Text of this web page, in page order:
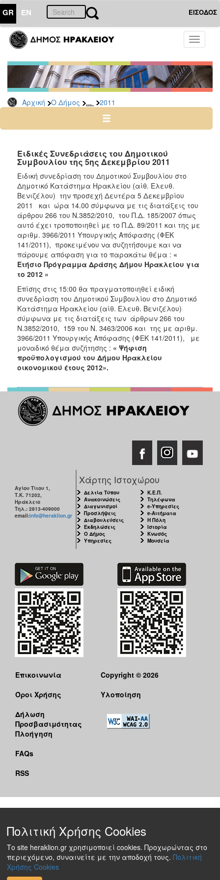
GR EN ΕΙΣΟΔΟΣ
Toggle
Αρχική Ο Δήμος ... 2011
ΔΗΜΟΣ
Δελτία
Τύπου
Αρχείο
2026
2024
2022
2021
2020
2019
2018
2017
2016
2015
2013
2012
2011
2010
2006
ΤΟΠΟΣ
ΠΟΛΙΤΙΣΜΟΣ
Ειδικές Συνεδριάσεις του Δημοτικού
Συμβουλίου της 5ης Δεκεμβρίου 2011
Ειδική συνεδρίαση του Δημοτικού Συμβουλίου στο
Δημοτικό Κατάστημα Ηρακλείου (αίθ. Ελευθ.
Βενιζέλου) την προσεχή Δευτέρα 5 Δεκεμβρίου
2011 και ώρα 14.00 σύμφωνα με τις διατάξεις του
άρθρου 266 του Ν.3852/2010, του Π.Δ. 185/2007 όπως
αυτό έχει τροποποιηθεί με το Π.Δ. 89/2011 και της με
αριθμ. 3966/2011 Υπουργικής Απόφασης (ΦΕΚ
141/2011), προκειμένου να συζητήσουμε και να
πάρουμε απόφαση για το παρακάτω θέμα : «
Ετήσιο Πρόγραμμα Δράσης Δήμου Ηρακλείου για
το 2012 »
Επίσης στις 15:00 θα πραγματοποιηθεί ειδική
συνεδρίαση του Δημοτικού Συμβουλίου στο Δημοτικό
Κατάστημα Ηρακλείου (αίθ. Ελευθ. Βενιζέλου)
σύμφωνα με τις διατάξεις των άρθρων 266 του
Ν.3852/2010, 159 του Ν. 3463/2006 και της με αριθμ.
3966/2011 Υπουργικής Απόφασης (ΦΕΚ 141/2011), με
μοναδικό θέμα συζήτησης : « Ψήφιση
προϋπολογισμού του Δήμου Ηρακλείου
οικονομικού έτους 2012».
Αγίου Τίτου 1,
Τ.Κ. 71202,
Ηράκλειο
Τηλ.: 2813-409000
email:info@heraklion.gr
Χάρτης Ιστοχώρου
Δελτία Τύπου
Ανακοινώσεις
Διαγωνισμοί
Προσλήψεις
Διαβουλεύσεις
Εκδηλώσεις
Ο Δήμος
Υπηρεσίες
Κ.Ε.Π.
Τηλέφωνα
e-Υπηρεσίες
e-Αιτήματα
Η Πόλη
Ιστορία
Κνωσός
Μουσεία
Επικοινωνία
Όροι Χρήσης
Δήλωση
Προσβασιμότητας
Πλοήγηση
FAQs
RSS
Copyright © 2026
Υλοποίηση
Πολιτική Χρήσης Cookies
Το site heraklion.gr χρησιμοποιεί cookies. Προχωρώντας στο
περιεχόμενο, συναινείτε με την αποδοχή τους. Πολιτική
Χρήσης Cookies